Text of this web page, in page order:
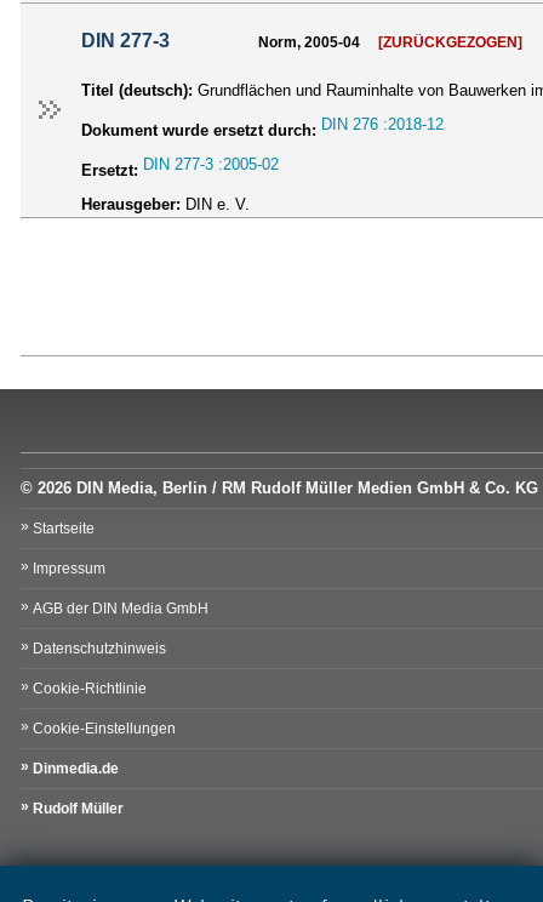
DIN 277-3 Norm, 2005-04 [ZURÜCKGEZOGEN]
Titel (deutsch): Grundflächen und Rauminhalte von Bauwerken
Dokument wurde ersetzt durch: DIN 276 :2018-12
Ersetzt: DIN 277-3 :2005-02
Herausgeber: DIN e. V.
© 2026 DIN Media, Berlin / RM Rudolf Müller Medien GmbH & Co. KG
Startseite
Impressum
AGB der DIN Media GmbH
Datenschutzhinweis
Cookie-Richtlinie
Cookie-Einstellungen
Dinmedia.de
Rudolf Müller